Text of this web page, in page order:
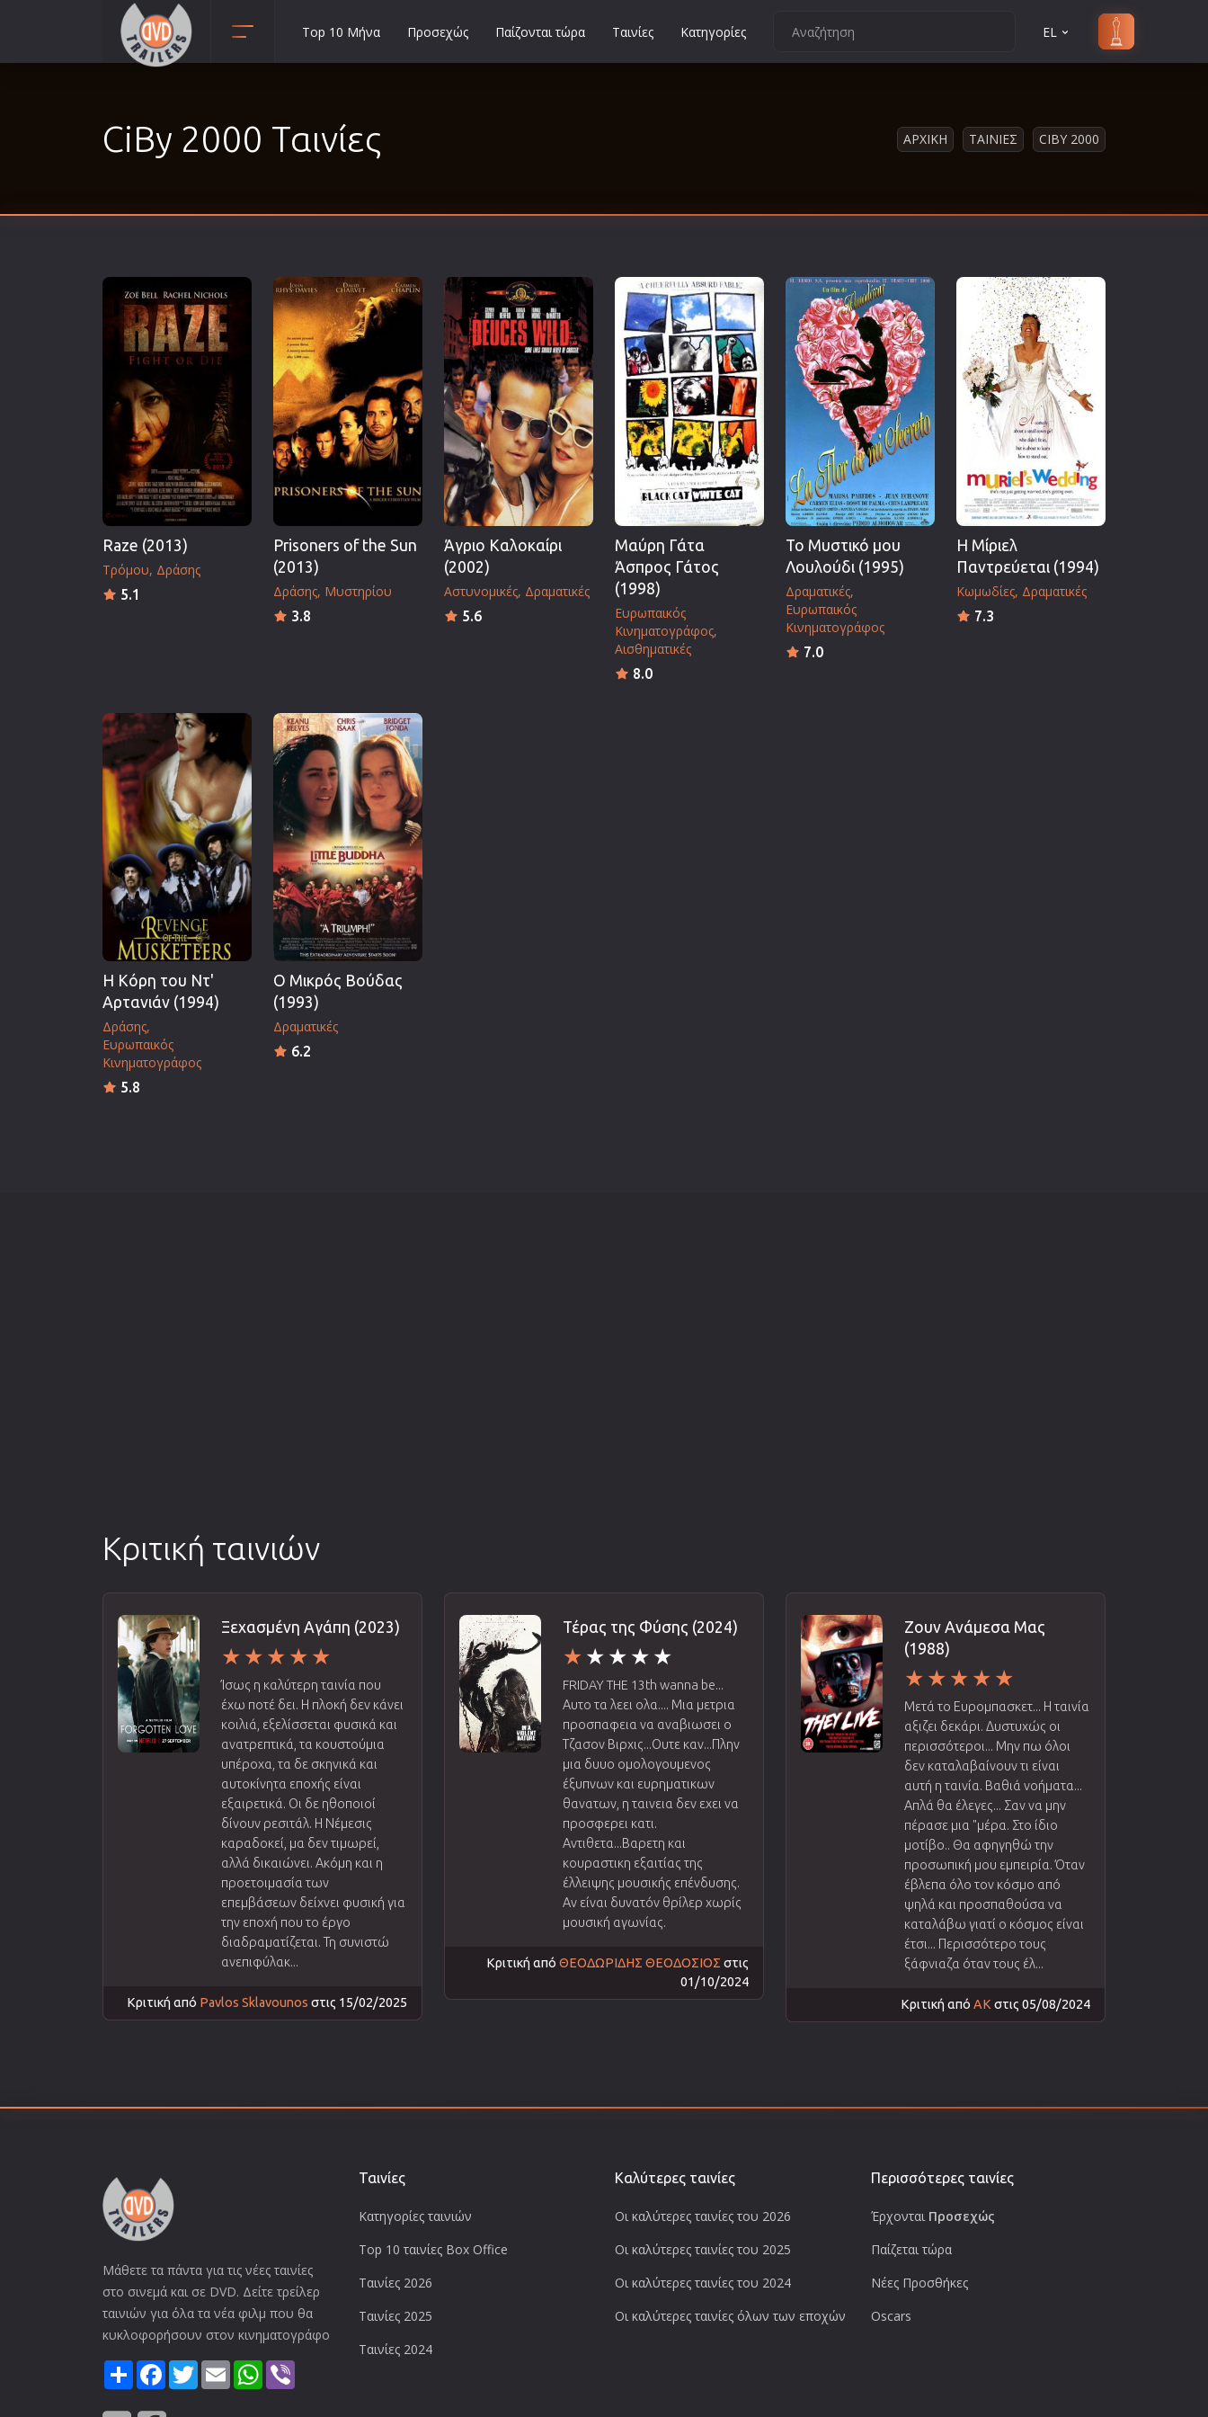
Αισθηματικές
Γουέστερν
Δραματικές
Δράσης
Ελληνικός Κινηματογράφος
Επιβίωσης
Επιστημονικής Φαντασίας
Εποχής
Ερωτικές
Ευρωπαικός Κινηματογράφος
Θρησκευτικές
Θρίλερ
Ιστορικές
Καταστροφής
Ντοκιμαντέρ
Οικογενειακές
Παιδικές
Περιπέτειες
Πολεμικές
Πολεμικές Τέχνες
Πολιτική
Σπορ
Τηλεοπτικές Σειρές
Τρόμου
Φαντασίας
Φιλμ Νουάρ
Χριστουγεννιάτικες
Top 10 Μήνα Προσεχώς Παίζονται τώρα Ταινίες Κατηγορίες EL
CiBy 2000 Ταινίες ΑΡΧΙΚΗ ΤΑΙΝΙΕΣ CIBY 2000
Raze (2013)
Τρόμου Δράσης
5.1
Prisoners of the Sun
(2013)
Δράσης Μυστηρίου
3.8
Άγριο Καλοκαίρι
(2002)
Αστυνομικές Δραματικές
5.6
Μαύρη Γάτα
Άσπρος Γάτος
(1998)
Ευρωπαικός
Κινηματογράφος
Αισθηματικές
8.0
Το Μυστικό μου
Λουλούδι (1995)
Δραματικές
Ευρωπαικός
Κινηματογράφος
7.0
Η Μίριελ
Παντρεύεται (1994)
Κωμωδίες Δραματικές
7.3
Η Κόρη του Ντ'
Αρτανιάν (1994)
Δράσης
Ευρωπαικός
Κινηματογράφος
5.8
Ο Μικρός Βούδας
(1993)
Δραματικές
6.2
Κριτική ταινιών
Ξεχασμένη Αγάπη (2023)
Ίσως η καλύτερη ταινία που
έχω ποτέ δει. Η πλοκή δεν κάνει
κοιλιά, εξελίσσεται φυσικά και
ανατρεπτικά, τα κουστούμια
υπέροχα, τα δε σκηνικά και
αυτοκίνητα εποχής είναι
εξαιρετικά. Οι δε ηθοποιοί
δίνουν ρεσιτάλ. Η Νέμεσις
καραδοκεί, μα δεν τιμωρεί,
αλλά δικαιώνει. Ακόμη και η
προετοιμασία των
επεμβάσεων δείχνει φυσική για
την εποχή που το έργο
διαδραματίζεται. Τη συνιστώ
ανεπιφύλακ...
Κριτική από Pavlos Sklavounos στις 15/02/2025
Τέρας της Φύσης (2024)
FRIDAY THE 13th wanna be...
Αυτο τα λεει ολα.... Μια μετρια
προσπαφεια να αναβιωσει ο
Τζασον Βιρχις...Ουτε καν...Πλην
μια δυυο ομολογουμενος
έξυπνων και ευρηματικων
θανατων, η ταινεια δεν εχει να
προσφερει κατι.
Αντιθετα...Βαρετη και
κουραστικη εξαιτίας της
έλλειψης μουσικής επένδυσης.
Αν είναι δυνατόν θρίλερ χωρίς
μουσική αγωνίας.
Κριτική από ΘΕΟΔΩΡΙΔΗΣ ΘΕΟΔΟΣΙΟΣ στις
01/10/2024
Ζουν Ανάμεσα Μας
(1988)
Μετά το Ευρομπασκετ... Η ταινία
αξιζει δεκάρι. Δυστυχώς οι
περισσότεροι... Μην πω όλοι
δεν καταλαβαίνουν τι είναι
αυτή η ταινία. Βαθιά νοήματα...
Απλά θα έλεγες... Σαν να μην
πέρασε μια "μέρα. Στο ίδιο
μοτίβο.. Θα αφηγηθώ την
προσωπική μου εμπειρία. Όταν
έβλεπα όλο τον κόσμο από
ψηλά και προσπαθούσα να
καταλάβω γιατί ο κόσμος είναι
έτσι... Περισσότερο τους
ξάφνιαζα όταν τους έλ...
Κριτική από AKστις 05/08/2024
Μάθετε τα πάντα για τις νέες ταινίες
στο σινεμά και σε DVD. Δείτε τρείλερ
ταινιών για όλα τα νέα φιλμ που θα
κυκλοφορήσουν στον κινηματογράφο
ShareFacebook
TwitterEmail WhatsApp
Ταινίες
Κατηγορίες ταινιών
Top 10 ταινίες Box Office
Ταινίες 2026
Ταινίες 2025
Ταινίες 2024
Καλύτερες ταινίες
Οι καλύτερες ταινίες του 2026
Οι καλύτερες ταινίες του 2025
Οι καλύτερες ταινίες του 2024
Οι καλύτερες ταινίες όλων των εποχών
Περισσότερες ταινίες
Έρχονται Προσεχώς
Παίζεται τώρα
Νέες Προσθήκες
Oscars